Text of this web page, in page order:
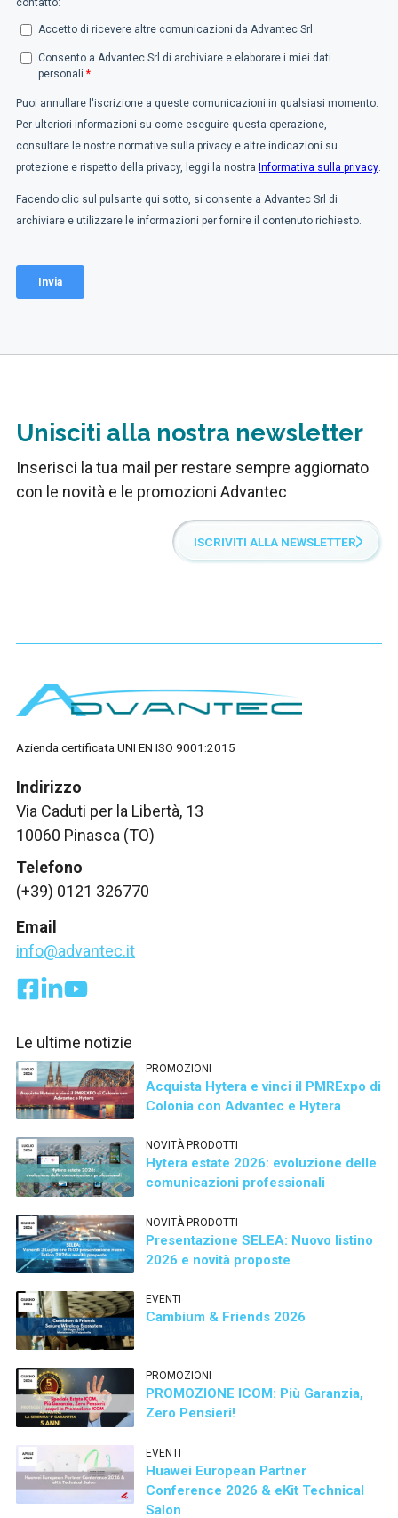
Unisciti alla nostra newsletter
Inserisci la tua mail per restare sempre aggiornato
con le novità e le promozioni Advantec
ISCRIVITI ALLA NEWSLETTER
Azienda certificata UNI EN ISO 9001:2015
Indirizzo
Via Caduti per la Libertà, 13
10060 Pinasca (TO)
Telefono
(+39) 0121 326770
Email
info@advantec.it
Le ultime notizie
PROMOZIONI
Acquista Hytera e vinci il PMRExpo di
Colonia con Advantec e Hytera
NOVITÀ PRODOTTI
Hytera estate 2026: evoluzione delle
comunicazioni professionali
NOVITÀ PRODOTTI
Presentazione SELEA: Nuovo listino
2026 e novità proposte
EVENTI
Cambium & Friends 2026
PROMOZIONI
PROMOZIONE ICOM: Più Garanzia,
Zero Pensieri!
EVENTI
Huawei European Partner
Conference 2026 & eKit Technical
Salon